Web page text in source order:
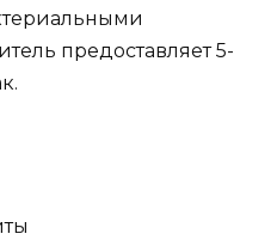
предоставляет 5-